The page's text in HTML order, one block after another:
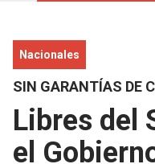
Nacionales
SIN GARANTÍAS DE
Libres del
el